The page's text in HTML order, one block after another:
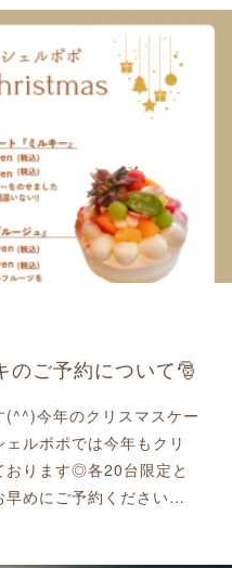
のご予約について🎅
(^^)今年のクリスマスケー
ルポポでは今年もクリ
おります◎各20台限定と
早めにご予約ください…